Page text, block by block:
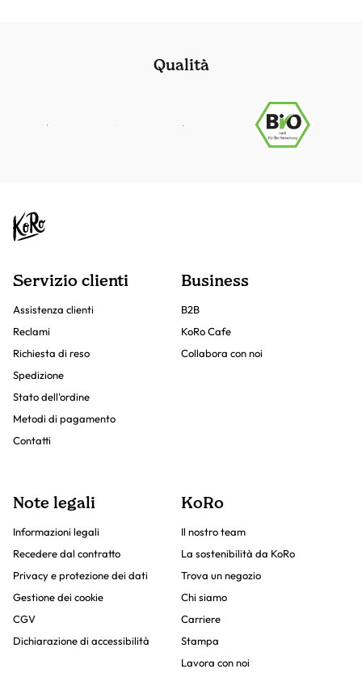
Qualità
Servizio clienti
Assistenza clienti
Reclami
Richiesta di reso
Spedizione
Stato dell'ordine
Metodi di pagamento
Contatti
Business
B2B
KoRo Cafe
Collabora con noi
Note legali
Informazioni legali
Recedere dal contratto
Privacy e protezione dei dati
Gestione dei cookie
CGV
Dichiarazione di accessibilità
KoRo
Il nostro team
La sostenibilità da KoRo
Trova un negozio
Chi siamo
Carriere
Stampa
Lavora con noi